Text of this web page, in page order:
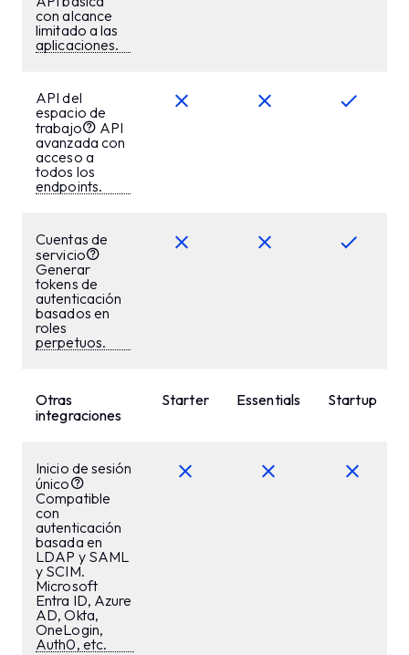
con alcance
limitado a las
aplicaciones.
API del
espacio de
trabajo
API
avanzada con
acceso a
todos los
endpoints.
Cuentas de
servicio
Generar
tokens de
autenticación
basados en
roles
perpetuos.
Otras
integraciones
Starter Essentials Startup
Inicio de sesión
único
Compatible
con
autenticación
basada en
LDAP y SAML
y SCIM.
Microsoft
Entra ID, Azure
AD, Okta,
OneLogin,
Auth0, etc.